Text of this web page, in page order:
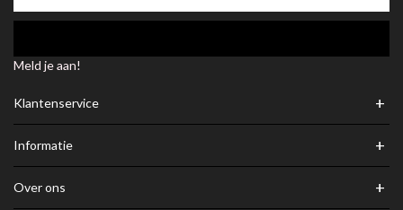
Meld je aan!
Klantenservice +
Informatie +
Over ons +